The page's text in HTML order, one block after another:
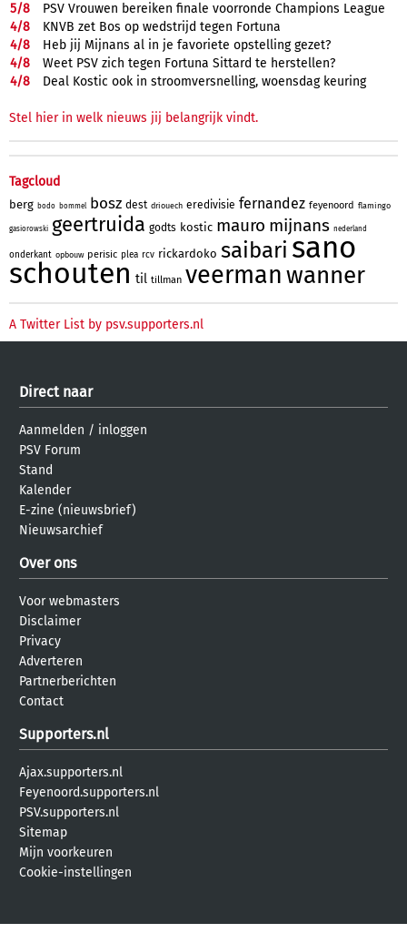
5/8
PSV Vrouwen bereiken finale voorronde Champions League
4/8
KNVB zet Bos op wedstrijd tegen Fortuna
4/8
Heb jij Mijnans al in je favoriete opstelling gezet?
4/8
Weet PSV zich tegen Fortuna Sittard te herstellen?
4/8 Deal Kostic ook in stroomversnelling, woensdag keuring
Stel hier in welk nieuws jij belangrijk vindt.
Tagcloud
berg bodo bommel bosz dest driouech eredivisie fernandez feyenoord flamingo
gasiorowski geertruida godts kostic mauro mijnans nederland
onderkant opbouw perisic plea rcv rickardoko saibari sano
schouten til tillman veermanwanner
A Twitter List by psv.supporters.nl
Direct naar
Aanmelden / inloggen
PSV Forum
Stand
Kalender
E-zine (nieuwsbrief)
Nieuwsarchief
Over ons
Voor webmasters
Disclaimer
Privacy
Adverteren
Partnerberichten
Contact
Supporters.nl
Ajax.supporters.nl
Feyenoord.supporters.nl
PSV.supporters.nl
Sitemap
Mijn voorkeuren
Cookie-instellingen